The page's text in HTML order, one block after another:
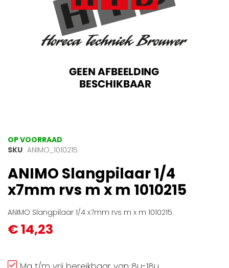
Ga
naar
begin
van
de
gallerij
OP VOORRAAD
SKU ANIMO_1010215
ANIMO Slangpilaar 1/4
x7mm rvs m x m 1010215
ANIMO Slangpilaar 1/4 x7mm rvs m x m 1010215
€ 14,23